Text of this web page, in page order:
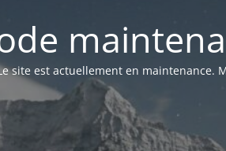
site est actuellement en maintenance.